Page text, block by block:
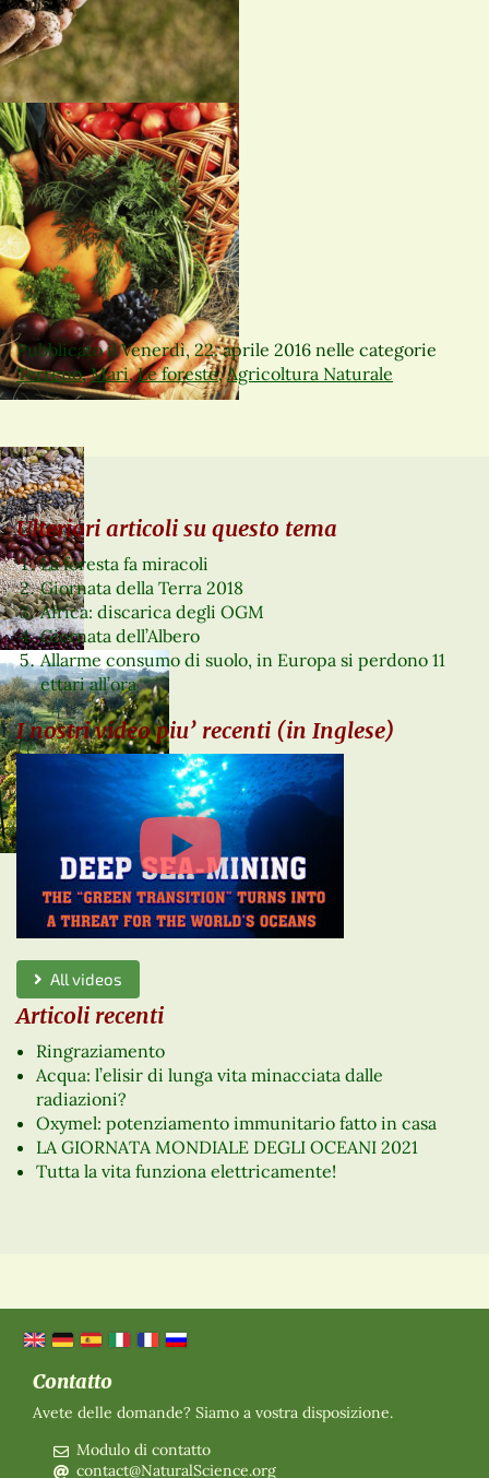
Pubblicato ilVenerdì, 22. aprile 2016 nelle categorie
Terreno,Mari,Le foreste,Agricoltura Naturale
Ulteriori articoli su questo tema
La foresta fa miracoli
Giornata della Terra 2018
Africa: discarica degli OGM
Giornata dell’Albero
Allarme consumo di suolo, in Europa si perdono 11
ettari all’ora
I nostri video piu’ recenti (in Inglese)
All videos
Articoli recenti
Ringraziamento
Acqua: l’elisir di lunga vita minacciata dalle
radiazioni?
Oxymel: potenziamento immunitario fatto in casa
LA GIORNATA MONDIALE DEGLI OCEANI 2021
Tutta la vita funziona elettricamente!
Contatto
Avete delle domande? Siamo a vostra disposizione.
Modulo di contatto
contact@NaturalScience.org